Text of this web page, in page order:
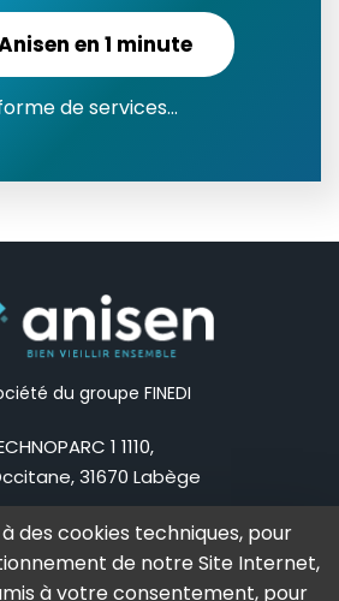
en 1 minute
de services...
du groupe FINEDI
1 1110,
31670 Labège
05 62 79 83 75
Nos offres
des cookies techniques, pour
de notre Site Internet,
à votre consentement, pour